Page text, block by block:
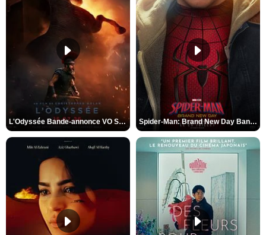
L'Odyssée Bande-annonce VO STFR Spider-Man: Brand New Day Bande-annonce VO STFR